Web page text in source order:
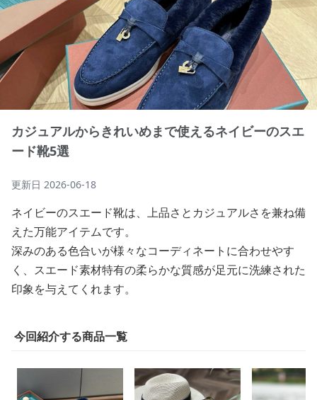
カジュアルからきれいめまで使えるネイビーのスエ
ード靴5選
更新日 2026-06-18
ネイビーのスエード靴は、上品さとカジュアルさを兼ね備
えた万能アイテムです。
深みのある色合いが様々なコーディネートに合わせやす
く、スエード素材特有の柔らかな質感が足元に洗練された
印象を与えてくれます。
今回紹介する商品一覧